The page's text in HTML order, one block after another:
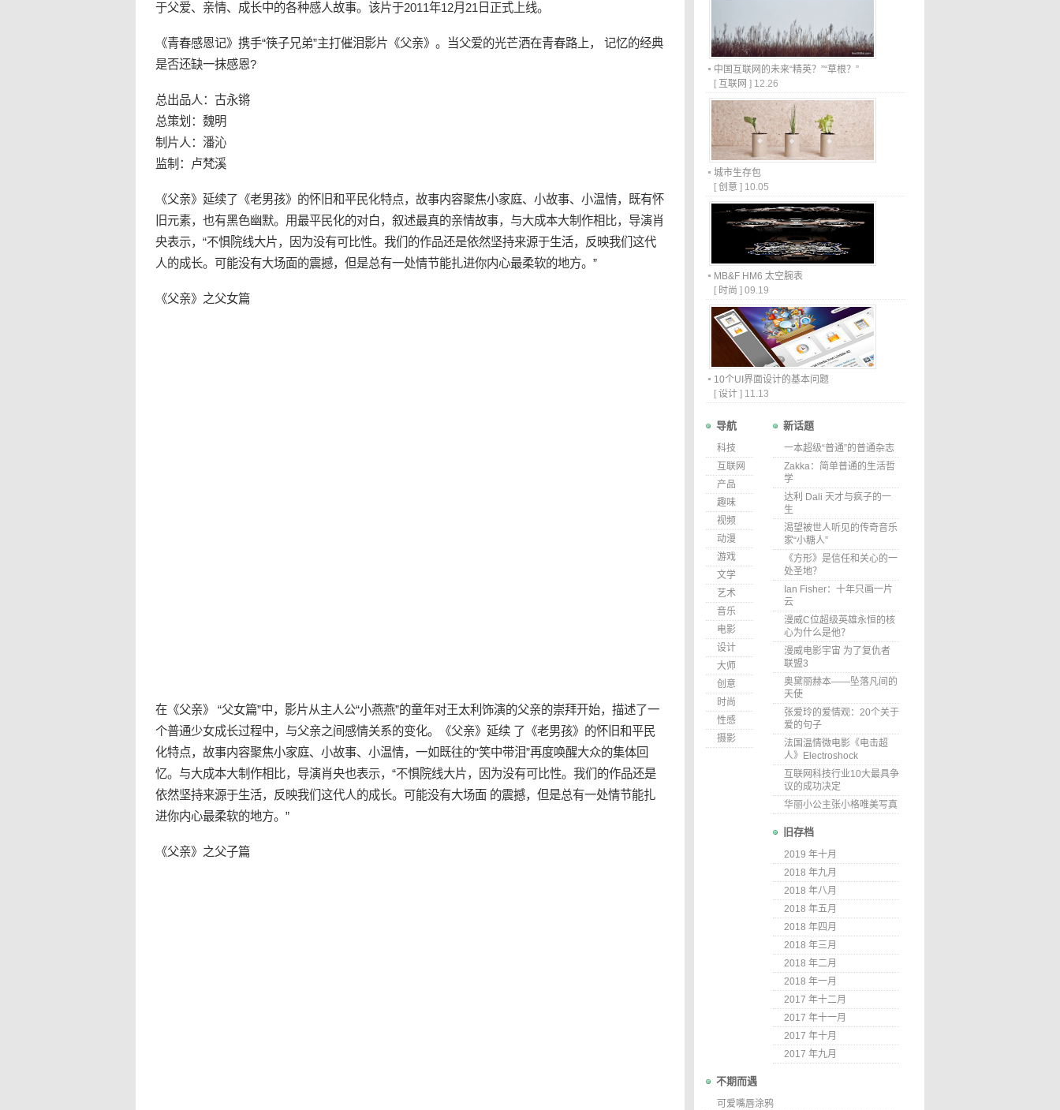
于父爱、 亲情、成长中的各种感人故事。该片于2011年12月21日正式上线。
《青春感恩记》携手“筷子兄弟”主打催泪影片《父亲》。当父爱的光芒洒在青春路上， 记忆的经典
是否还缺一抹感恩?
总出品人：古永锵
总策划：魏明
制片人：潘沁
监制：卢梵溪
《父亲》延续了《老男孩》的怀旧和平民化特点，故事内容聚焦小家庭、小故事、小温情，既有怀
旧元素，也有黑色幽默。用最平民化的对白，叙述最真的亲情故事，与大成本大制作相比，导演肖
央表示，“不惧院线大片，因为没有可比性。我们的作品还是依然坚持来源于生活，反映我们这代
人的成长。可能没有大场面的震撼，但是总有一处情节能扎进你内心最柔软的地方。”
《父亲》之父女篇
在《父亲》 “父女篇”中，影片从主人公“小燕燕”的童年对王太利饰演的父亲的崇拜开始，描述了一
个普通少女成长过程中，与父亲之间感情关系的变化。《父亲》延续 了《老男孩》的怀旧和平民
化特点，故事内容聚焦小家庭、小故事、小温情，一如既往的“笑中带泪”再度唤醒大众的集体回
忆。与大成本大制作相比，导演肖央也表示，“不惧院线大片，因为没有可比性。我们的作品还是
依然坚持来源于生活，反映我们这代人的成长。可能没有大场面 的震撼，但是总有一处情节能扎
进你内心最柔软的地方。”
《父亲》之父子篇
中国互联网的未来“精英？”“草根？”
[ 互联网 ] 12.26
城市生存包
[ 创意 ] 10.05
MB&F HM6 太空腕表
[ 时尚 ] 09.19
10个UI界面设计的基本问题
[ 设计 ] 11.13
导航
科技
互联网
产品
趣味
视频
动漫
游戏
文学
艺术
音乐
电影
设计
大师
创意
时尚
性感
摄影
新话题
一本超级“普通”的普通杂志
Zakka：简单普通的生活哲
学
达利 Dali 天才与疯子的一
生
渴望被世人听见的传奇音乐
家“小糖人”
《方形》是信任和关心的一
处圣地？
Ian Fisher：十年只画一片
云
漫威C位超级英雄永恒的核
心为什么是他？
漫威电影宇宙 为了复仇者
联盟3
奥黛丽赫本——坠落凡间的
天使
张爱玲的爱情观：20个关于
爱的句子
法国温情微电影《电击超
人》Electroshock
互联网科技行业10大最具争
议的成功决定
华丽小公主张小格唯美写真
旧存档
2019 年十月
2018 年九月
2018 年八月
2018 年五月
2018 年四月
2018 年三月
2018 年二月
2018 年一月
2017 年十二月
2017 年十一月
2017 年十月
2017 年九月
不期而遇
可爱嘴唇涂鸦